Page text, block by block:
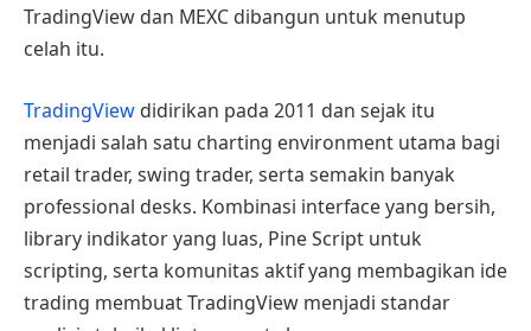
TradingView dan MEXC dibangun untuk menutup
celah itu.
TradingView didirikan pada 2011 dan sejak itu
menjadi salah satu charting environment utama bagi
retail trader, swing trader, serta semakin banyak
professional desks. Kombinasi interface yang bersih,
library indikator yang luas, Pine Script untuk
scripting, serta komunitas aktif yang membagikan ide
trading membuat TradingView menjadi standar